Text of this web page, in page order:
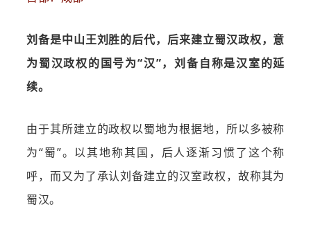
刘备是中山王刘胜的后代，后来建立蜀汉政权，意
为蜀汉政权的国号为“汉”，刘备自称是汉室的延
续。
由于其所建立的政权以蜀地为根据地，所以多被称
为“蜀”。以其地称其国，后人逐渐习惯了这个称
呼，而又为了承认刘备建立的汉室政权，故称其为
蜀汉。